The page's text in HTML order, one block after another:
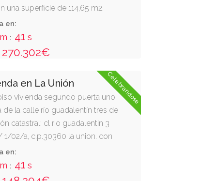
una superficie de 114,65 m2.
dependencias. anejo: una
en el sótano del edificio,
cuatro. cuota 6,24 %.
en:
m : 40s
270.302€
Celebrandose
en La Unión
vivienda segundo puerta uno
de la calle río guadalentín tres de
catastral: cl rio guadalentin 3
02/a, c.p.30360 la union. con
de 82,41 m2, distribuida en
cuota 2,20 %.
en:
m : 40s